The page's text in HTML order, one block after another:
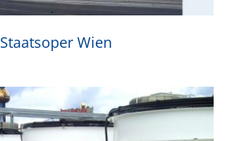
Staatsoper Wien